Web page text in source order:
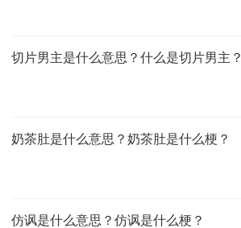
切片男主是什么意思？什么是切片男主？
奶茶肚是什么意思？奶茶肚是什么梗？
仿讽是什么意思？仿讽是什么梗？